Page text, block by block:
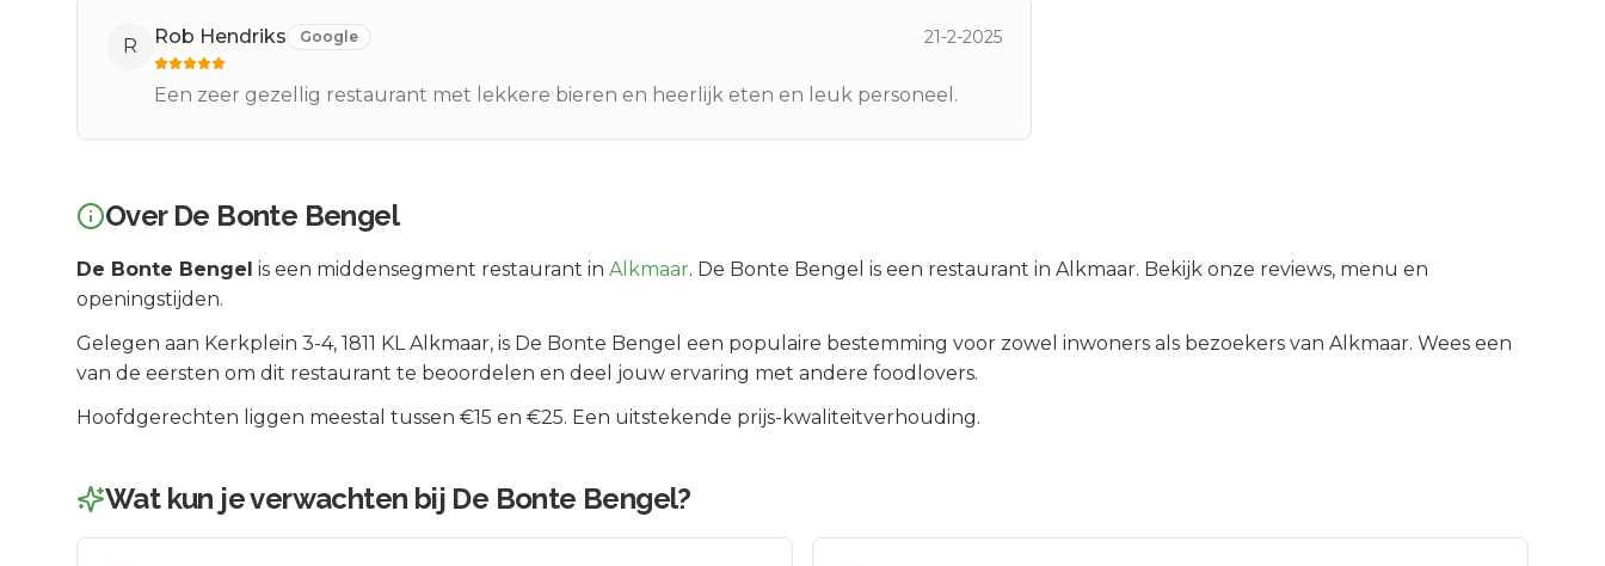
R Rob Hendriks Google 21-2-2025
Een zeer gezellig restaurant met lekkere bieren en heerlijk eten en leuk personeel.
Over De Bonte Bengel
De Bonte Bengel is een middensegment restaurant in Alkmaar. De Bonte Bengel is een restaurant in Alkmaar. Bekijk onze reviews, menu en
openingstijden.
Gelegen aan Kerkplein 3-4, 1811 KL Alkmaar, is De Bonte Bengel een populaire bestemming voor zowel inwoners als bezoekers van Alkmaar. Wees een
van de eersten om dit restaurant te beoordelen en deel jouw ervaring met andere foodlovers.
Hoofdgerechten liggen meestal tussen €15 en €25. Een uitstekende prijs-kwaliteitverhouding.
Wat kun je verwachten bij De Bonte Bengel?